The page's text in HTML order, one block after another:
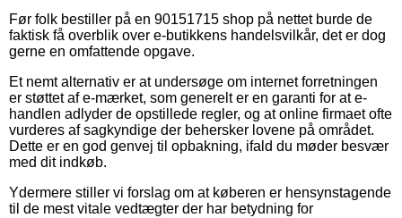
Før folk bestiller på en 90151715 shop på nettet burde de
faktisk få overblik over e-butikkens handelsvilkår, det er dog
gerne en omfattende opgave.
Et nemt alternativ er at undersøge om internet forretningen
er støttet af e-mærket, som generelt er en garanti for at e-
handlen adlyder de opstillede regler, og at online firmaet ofte
vurderes af sagkyndige der behersker lovene på området.
Dette er en god genvej til opbakning, ifald du møder besvær
med dit indkøb.
Ydermere stiller vi forslag om at køberen er hensynstagende
til de mest vitale vedtægter der har betydning for